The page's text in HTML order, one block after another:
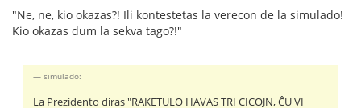
"Ne, ne, kio okazas?! Ili kontestetas la verecon de la simulado!
Kio okazas dum la sekva tago?!"
simulado:
La Prezidento diras "RAKETULO HAVAS TRI CICOJN, ĈU VI